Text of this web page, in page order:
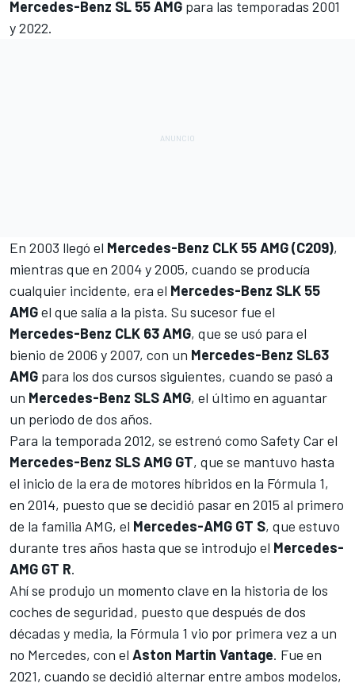
Mercedes-Benz SL 55 AMG para las temporadas 2001
y 2022.
En 2003 llegó el Mercedes-Benz CLK 55 AMG (C209),
mientras que en 2004 y 2005, cuando se producía
cualquier incidente, era el Mercedes-Benz SLK 55
AMGel que salía a la pista. Su sucesor fue el
Mercedes-Benz CLK 63 AMG, que se usó para el
bienio de 2006 y 2007, con un Mercedes-Benz SL63
AMG para los dos cursos siguientes, cuando se pasó a
un Mercedes-Benz SLS AMG, el último en aguantar
un periodo de dos años.
Para la temporada 2012, se estrenó como Safety Car el
Mercedes-Benz SLS AMG GT, que se mantuvo hasta
el inicio de la era de motores híbridos en la Fórmula 1,
en 2014, puesto que se decidió pasar en 2015 al primero
de la familia AMG, el Mercedes-AMG GT S, que estuvo
durante tres años hasta que se introdujo el Mercedes-
AMG GT R.
Ahí se produjo un momento clave en la historia de los
coches de seguridad, puesto que después de dos
décadas y media, la Fórmula 1 vio por primera vez a un
no Mercedes, con el Aston Martin Vantage. Fue en
2021, cuando se decidió alternar entre ambos modelos,